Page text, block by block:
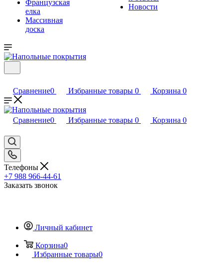
Французская
елка
Массивная
доска
Новости
Сравнение0 Избранные товары 0 Корзина 0
Сравнение0 Избранные товары 0 Корзина 0
Телефоны
+7 988 966-44-61
Заказать звонок
Личный кабинет
Корзина0
Избранные товары0